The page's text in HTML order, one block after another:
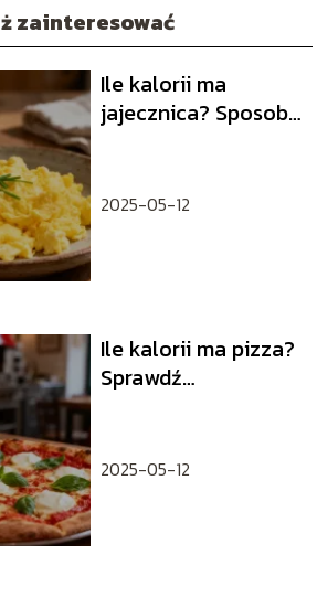
zainteresować
Ile kalorii ma
jajecznica? Sposoby
2025-05-12
Ile kalorii ma pizza?
Sprawdź
rodzajów
2025-05-12